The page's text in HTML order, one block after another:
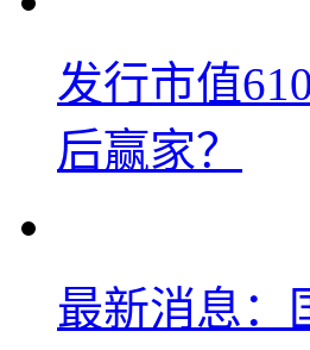
发行市值
后赢家？
最新消息：